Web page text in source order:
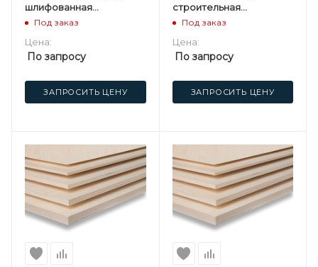
шлифованная
березовая
Под заказ
Цена:
По запросу
ЗАПРОСИТЬ ЦЕНУ
строительная
нешлифованная
Под заказ
Цена:
По запросу
ЗАПРОСИТЬ ЦЕНУ